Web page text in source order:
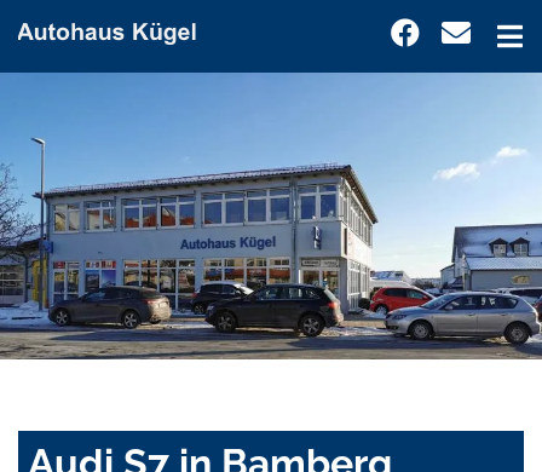
Audi S7 in Bamberg